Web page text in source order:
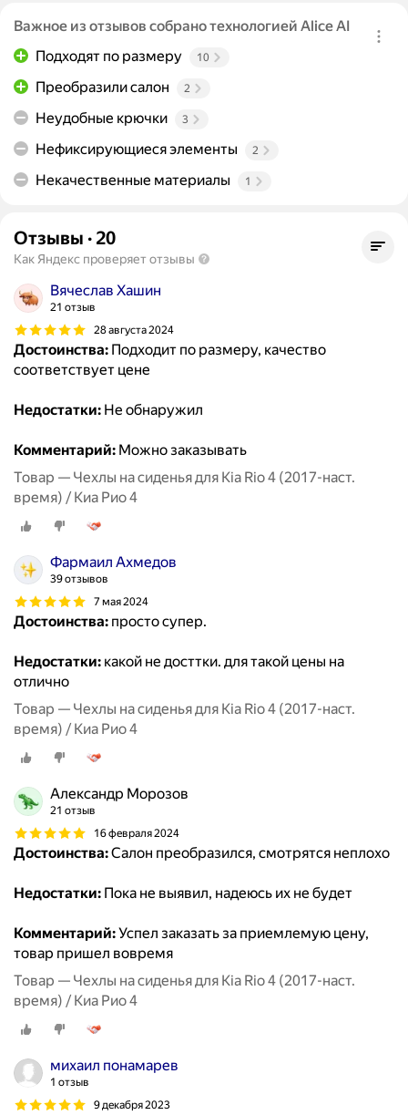
Важное из отзывов собрано технологией Alice AI
Подходят по размеру
10
Преобразили салон 2
Неудобные крючки 3
Нефиксирующиеся элементы 2
Некачественные материалы 1
Отзывы · 20
Как Яндекс проверяет отзывы
Вячеслав Хашин
21 отзыв
28 августа 2024
Достоинства: Подходит по размеру, качество
соответствует цене
Недостатки: Не обнаружил
Комментарий: Можно заказывать
Товар — Чехлы на сиденья для Kia Rio 4 (2017-наст.
время) / Киа Рио 4
Фармаил Ахмедов
39 отзывов
7 мая 2024
Достоинства: просто супер.
Недостатки: какой не досттки. для такой цены на
отлично
Товар — Чехлы на сиденья для Kia Rio 4 (2017-наст.
время) / Киа Рио 4
Александр Морозов
21 отзыв
16 февраля 2024
Достоинства:Салон преобразился, смотрятся неплохо
Недостатки: Пока не выявил, надеюсь их не будет
Комментарий:Успел заказать за приемлемую цену,
товар пришел вовремя
Товар — Чехлы на сиденья для Kia Rio 4 (2017-наст.
время) / Киа Рио 4
михаил понамарев
1 отзыв
9 декабря 2023